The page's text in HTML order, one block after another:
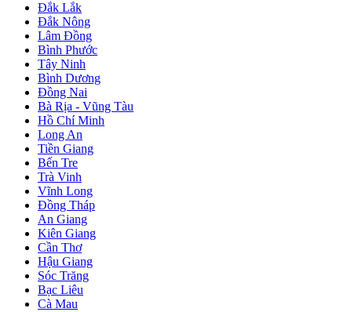
Đắk Lắk
Đắk Nông
Lâm Đồng
Bình Phước
Tây Ninh
Bình Dương
Đồng Nai
Bà Rịa - Vũng Tàu
Hồ Chí Minh
Long An
Tiền Giang
Bến Tre
Trà Vinh
Vĩnh Long
Đồng Tháp
An Giang
Kiên Giang
Cần Thơ
Hậu Giang
Sóc Trăng
Bạc Liêu
Cà Mau